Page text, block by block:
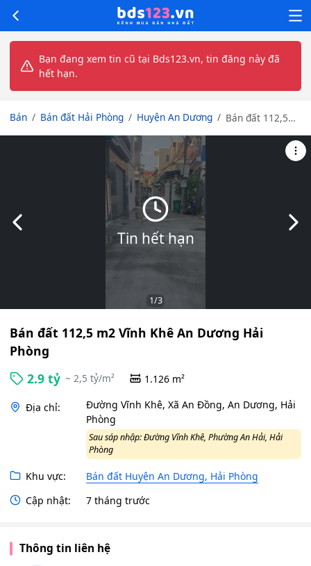
Bạn đang xem tin cũ tại Bds123.vn, tin đăng này đã
hết hạn.
Bán Bán đất Hải Phòng Huyện An Dương
Bán đất 112,5
Tin hết hạn
Slide trước
1/3
Bán đất 112,5 m2 Vĩnh Khê An Dương Hải
Phòng
2.9 tỷ ~ 2,5 tỷ/m² 1.126 m²
Địa chỉ:
Đường Vĩnh Khê, Xã An Đồng, An Dương, Hải
Phòng
Sau sáp nhập: Đường Vĩnh Khê, Phường An Hải, Hải
Phòng
Khu vực:
Bán đất Huyện An Dương, Hải Phòng
Cập nhật:
7 tháng trước
Thông tin liên hệ